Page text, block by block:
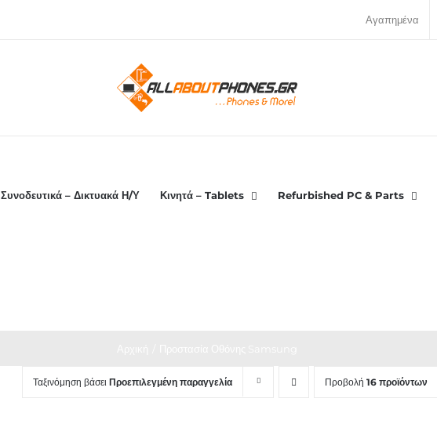
Αγαπημένα
Συνοδευτικά – Δικτυακά Η/Υ Κινητά – Tablets Refurbished PC & Parts
Ταξινόμηση βάσειΠροεπιλεγμένη παραγγελία Προβολή16 προϊόντων